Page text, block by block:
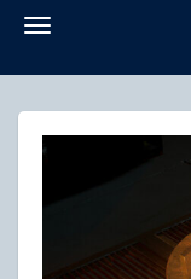
Toggle